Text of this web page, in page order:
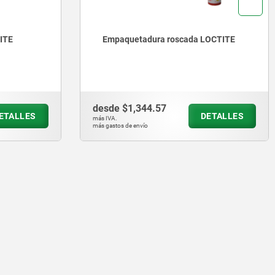
Empaquetadura roscada LOCTITE
desde $1,344.57
más IVA.
más gastos de envío
DETALLES